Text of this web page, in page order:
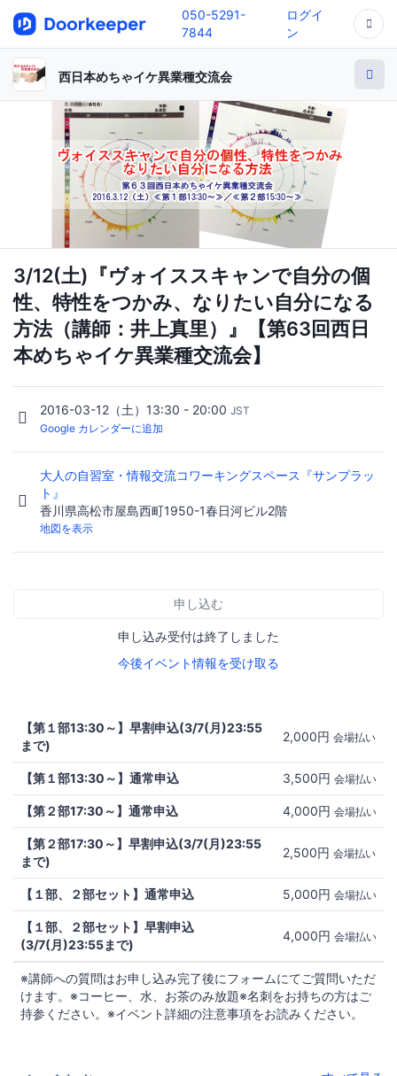
050-5291-
7844
ログイ
ン
西日本めちゃイケ異業種交流会
3/12(土)『ヴォイススキャンで自分の個
性、特性をつかみ、なりたい自分になる
方法（講師：井上真里）』【第63回西日
本めちゃイケ異業種交流会】
2016-03-12（土）13:30 - 20:00 JST
Google カレンダーに追加
大人の自習室・情報交流コワーキングスペース『サンプラッ
ト』
香川県高松市屋島西町1950-1春日河ビル2階
地図を表示
申し込む
申し込み受付は終了しました
今後イベント情報を受け取る
【第１部13:30～】早割申込(3/7(月)23:55
まで)
2,000円 会場払い
【第１部13:30～】通常申込 3,500円 会場払い
【第２部17:30～】通常申込 4,000円 会場払い
【第２部17:30～】早割申込(3/7(月)23:55
まで)
2,500円 会場払い
【１部、２部セット】通常申込 5,000円 会場払い
【１部、２部セット】早割申込
(3/7(月)23:55まで)
4,000円 会場払い
※講師への質問はお申し込み完了後にフォームにてご質問いただ
けます。※コーヒー、水、お茶のみ放題※名刺をお持ちの方はご
持参ください。※イベント詳細の注意事項をお読みください。